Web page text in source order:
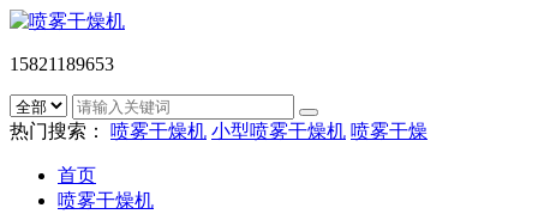
15821189653
热门搜索： 喷雾干燥机 小型喷雾干燥机 喷雾干燥
首页
喷雾干燥机